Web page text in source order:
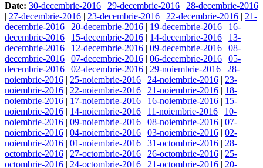
Date: 30-decembrie-2016 | 29-decembrie-2016 | 28-decembrie-2016
| 27-decembrie-2016 | 23-decembrie-2016 | 22-decembrie-2016 | 21-
decembrie-2016 | 20-decembrie-2016 | 19-decembrie-2016 | 16-
decembrie-2016 | 15-decembrie-2016 | 14-decembrie-2016 | 13-
decembrie-2016 | 12-decembrie-2016 | 09-decembrie-2016 | 08-
decembrie-2016 | 07-decembrie-2016 | 06-decembrie-2016 | 05-
decembrie-2016 | 02-decembrie-2016 | 29-noiembrie-2016 | 28-
noiembrie-2016 | 25-noiembrie-2016 | 24-noiembrie-2016 | 23-
noiembrie-2016 | 22-noiembrie-2016 | 21-noiembrie-2016 | 18-
noiembrie-2016 | 17-noiembrie-2016 | 16-noiembrie-2016 | 15-
noiembrie-2016 | 14-noiembrie-2016 | 11-noiembrie-2016 | 10-
noiembrie-2016 | 09-noiembrie-2016 | 08-noiembrie-2016 | 07-
noiembrie-2016 | 04-noiembrie-2016 | 03-noiembrie-2016 | 02-
noiembrie-2016 | 01-noiembrie-2016 | 31-octombrie-2016 | 28-
octombrie-2016 | 27-octombrie-2016 | 26-octombrie-2016 | 25-
octombrie-2016 | 24-octombrie-2016 | 21-octombrie-2016 | 20-